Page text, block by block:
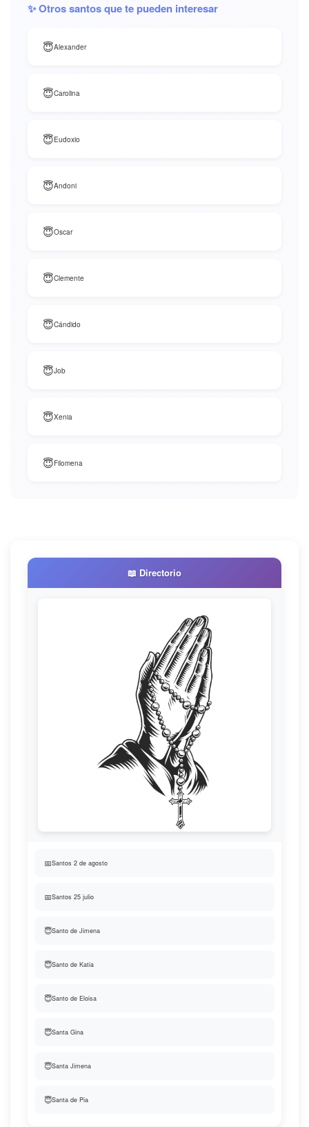
✨ Otros santos que te pueden interesar
😇Alexander
😇Carolina
😇Eudoxio
😇Andoni
😇Oscar
😇Clemente
😇Cándido
😇Job
😇Xenia
😇Filomena
📖 Directorio
📅Santos 2 de agosto
📅Santos 25 julio
😇Santo de Jimena
😇Santo de Katia
😇Santo de Eloisa
😇Santa Gina
😇Santa Jimena
😇Santa de Pia